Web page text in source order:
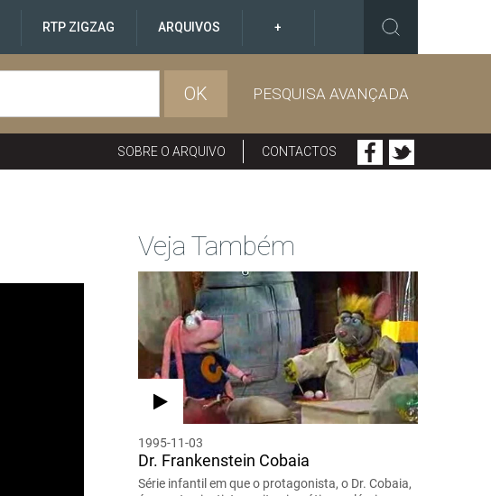
RTP ZIGZAG ARQUIVOS +
OK PESQUISA AVANÇADA
SOBRE O ARQUIVO CONTACTOS
Veja Também
1995-11-03
Dr. Frankenstein Cobaia
Série infantil em que o protagonista, o Dr. Cobaia,